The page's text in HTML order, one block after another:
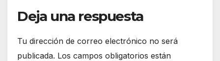
Deja una respuesta
Tu dirección de correo electrónico no será
publicada. Los campos obligatorios están